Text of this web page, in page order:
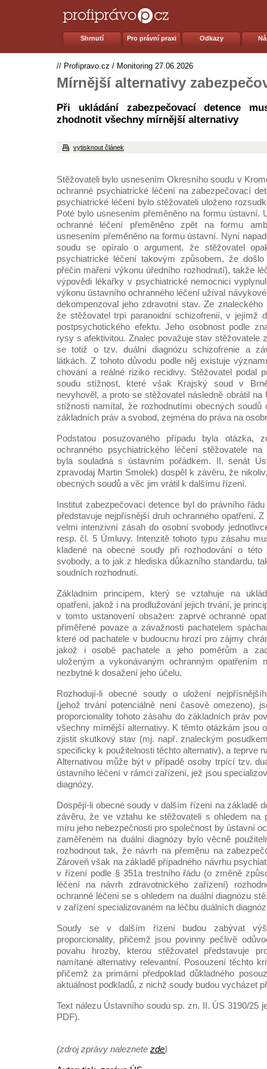
Shrnutí Pro právní praxi Odkazy
// Profipravo.cz / Monitoring 27.06.2026
Mírnější alternativy
Při ukládání zabezpečovací detence
zhodnotit všechny mírnější alternativy
vytisknout článek
Stěžovateli bylo usnesením Okresního soudu v
ochranné psychiatrické léčení na zabezpečovací
psychiatrické léčení bylo stěžovateli uloženo
Poté bylo usnesením přeměněno na formu ústavní.
ochranné léčení přeměněno zpět na formu
usnesením přeměněno na formu ústavní. Nyní
soudu se opíralo o argument, že stěžovatel
psychiatrické léčení takovým způsobem, že
přečin maření výkonu úředního rozhodnutí), takže
výpovědi lékařky v psychiatrické nemocnici
výkonu ústavního ochranného léčení užíval
dekompenzoval jeho zdravotní stav. Ze
že stěžovatel trpí paranoidní schizofrenií, v jejímž
postpsychotického efektu. Jeho osobnost podle
rysy s afektivitou. Znalec považuje stav stěžovatele
se totiž o tzv. duální diagnózu schizofrenie a
látkách. Z tohoto důvodu podle něj existuje
chování a reálné riziko recidivy. Stěžovatel podal
soudu stížnost, které však Krajský soud v
nevyhověl, a proto se stěžovatel následně obrátil
stížnosti namítal, že rozhodnutími obecných
základních práv a svobod, zejména do práva na
Podstatou posuzovaného případu byla otázka,
ochranného psychiatrického léčení stěžovatele
byla souladná s ústavním pořádkem. II. senát
zpravodaj Martin Smolek) dospěl k závěru, že
obecných soudů a věc jim vrátil k dalšímu řízení.
Institut zabezpečovací detence byl do právního
představuje nejpřísnější druh ochranného opatření.
velmi intenzivní zásah do osobní svobody
resp. čl. 5 Úmluvy. Intenzitě tohoto typu zásahu
kladené na obecné soudy při rozhodování o této
svobody, a to jak z hlediska důkazního standardu,
soudních rozhodnutí.
Základním principem, který se vztahuje na
opatření, jakož i na prodlužování jejich trvání, je
v tomto ustanovení obsažen: zaprvé ochranné
přiměřené povaze a závažnosti pachatelem
které od pachatele v budoucnu hrozí pro zájmy
jakož i osobě pachatele a jeho poměrům a
uloženým a vykonávaným ochranným
nezbytné k dosažení jeho účelu.
Rozhodují-li obecné soudy o uložení
(jehož trvání potenciálně není časově omezeno),
proporcionality tohoto zásahu do základních práv
všechny mírnější alternativy. K těmto otázkám jsou
zjistit skutkový stav (mj. např. znaleckým
specificky k použitelnosti těchto alternativ), a teprve
Alternativou může být v případě osoby trpící tzv.
ústavního léčení v rámci zařízení, jež jsou
diagnózy.
Dospějí-li obecné soudy v dalším řízení na základě
závěru, že ve vztahu ke stěžovateli s ohledem na
míru jeho nebezpečnosti pro společnost by ústavní
zaměřeném na duální diagnózy bylo věcně
rozhodnout tak, že návrh na přeměnu na
Zároveň však na základě případného návrhu
v řízení podle § 351a trestního řádu (o změně
léčení na návrh zdravotnického zařízení)
ochranné léčení se s ohledem na duální diagnózu
v zařízení specializovaném na léčbu duálních
Soudy se v dalším řízení budou zabývat
proporcionality, přičemž jsou povinny pečlivě
povahu hrozby, kterou stěžovatel představuje
namítané alternativy relevantní. Posouzení těchto
přičemž za primární předpoklad důkladného
aktuálnost podkladů, z nichž soudy budou vycházet
Text nálezu Ústavního soudu sp. zn. II. ÚS 3190/25
PDF).
(zdroj zprávy naleznete zde)